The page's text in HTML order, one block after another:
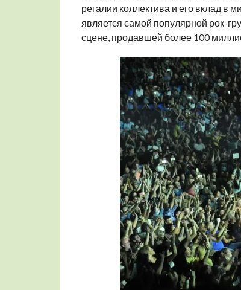
регалии коллектива и его вклад в
является самой популярной рок-
сцене, продавшей более 100